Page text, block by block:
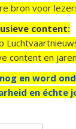
bron voor
content:
content en
en word
en échte